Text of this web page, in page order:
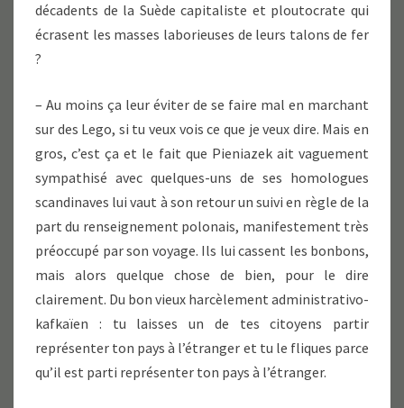
décadents de la Suède capitaliste et ploutocrate qui
écrasent les masses laborieuses de leurs talons de fer
?
– Au moins ça leur éviter de se faire mal en marchant
sur des Lego, si tu veux vois ce que je veux dire. Mais en
gros, c’est ça et le fait que Pieniazek ait vaguement
sympathisé avec quelques-uns de ses homologues
scandinaves lui vaut à son retour un suivi en règle de la
part du renseignement polonais, manifestement très
préoccupé par son voyage. Ils lui cassent les bonbons,
mais alors quelque chose de bien, pour le dire
clairement. Du bon vieux harcèlement administrativo-
kafkaïen : tu laisses un de tes citoyens partir
représenter ton pays à l’étranger et tu le fliques parce
qu’il est parti représenter ton pays à l’étranger.